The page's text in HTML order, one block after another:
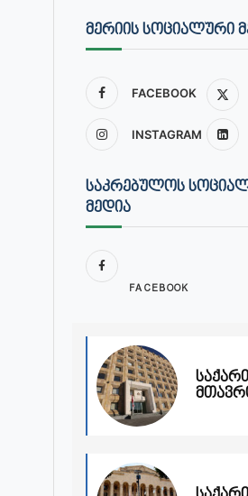
ᲛᲔᲠᲘᲘᲡ ᲡᲝᲪᲘᲐᲚᲣᲠᲘ
FACEBOOK
INSTAGRAM
ᲡᲐᲙᲠᲔᲑᲣᲚᲝᲡ
ᲛᲔᲓᲘᲐ
FACEBOOK